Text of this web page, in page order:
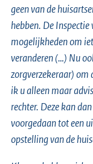
geen van de
hebben. De
mogelijkheden om
veranderen (…) Nu
zorgverzekeraar) om
ik u alleen maar
rechter. Deze kan
voorgedaan tot een
opstelling van de